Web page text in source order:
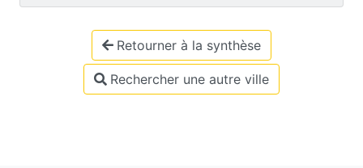
Retourner à la synthèse
Rechercher une autre ville